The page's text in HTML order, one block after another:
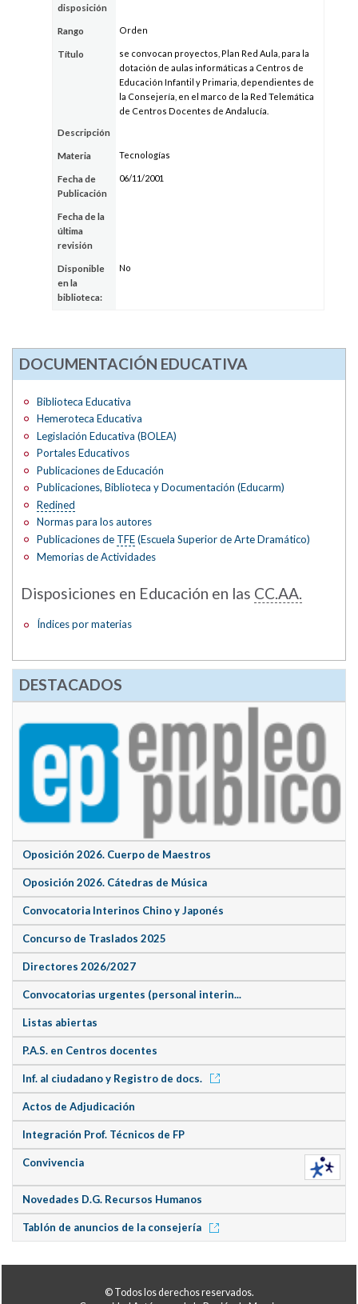
disposición
Rango Orden
Título
se convocan proyectos, Plan Red Aula, para la
dotación de aulas informáticas a Centros de
Educación Infantil y Primaria, dependientes de
la Consejería, en el marco de la Red Telemática
de Centros Docentes de Andalucía.
Descripción
Materia Tecnologías
Fecha de
Publicación
06/11/2001
Fecha de la
última
revisión
Disponible
en la
biblioteca:
No
DOCUMENTACIÓN EDUCATIVA
Biblioteca Educativa
Hemeroteca Educativa
Legislación Educativa (BOLEA)
Portales Educativos
Publicaciones de Educación
Publicaciones, Biblioteca y Documentación (Educarm)
Redined
Normas para los autores
Publicaciones de TFE(Escuela Superior de Arte Dramático)
Memorias de Actividades
Disposiciones en Educación en las CC.AA.
Índices por materias
DESTACADOS
Oposición 2026. Cuerpo de Maestros
Oposición 2026. Cátedras de Música
Convocatoria Interinos Chino y Japonés
Concurso de Traslados 2025
Directores 2026/2027
Convocatorias urgentes (personal interin...
Listas abiertas
P.A.S. en Centros docentes
Inf. al ciudadano y Registro de docs.
Actos de Adjudicación
Integración Prof. Técnicos de FP
Convivencia
Novedades D.G. Recursos Humanos
Tablón de anuncios de la consejería
© Todos los derechos reservados.